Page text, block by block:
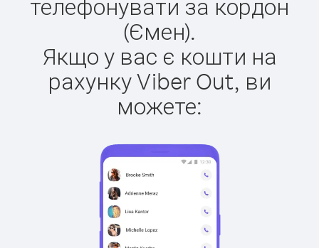
телефонувати за кордон
(Ємен).
Якщо у вас є кошти на
рахунку Viber Out, ви
можете: